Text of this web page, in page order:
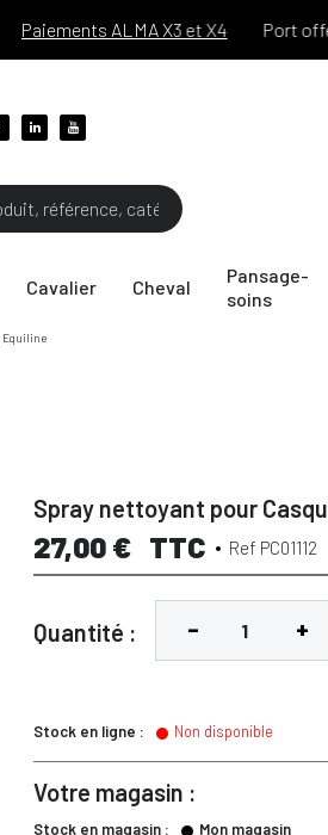
ALMA X3 et X4 Port offert
Cavalier Cheval
Pansage-
soins
Equiline
Spray nettoyant pour
27,00 € TTC Ref PC01112
Quantité :
Stock en ligne : Non disponible
Votre magasin :
Stock en magasin : Mon magasin